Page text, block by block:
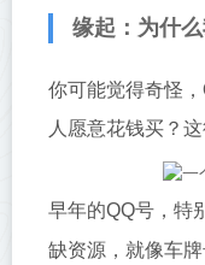
缘起：为什
你可能觉得奇怪
人愿意花钱买？
早年的QQ号，特
缺资源，就像车